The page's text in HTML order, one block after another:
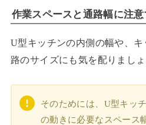
作業スペースと通路幅に注意
U型キッチンの内側の幅や、
路のサイズにも気を配りましょ
そのためには、U型キッ
の動きに必要なスペース